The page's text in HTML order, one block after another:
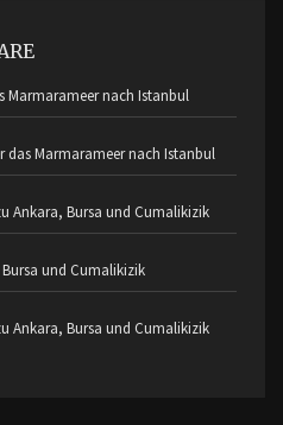
Marmarameer nach Istanbul
das Marmarameer nach Istanbul
Ankara, Bursa und Cumalikizik
und Cumalikizik
Ankara, Bursa und Cumalikizik